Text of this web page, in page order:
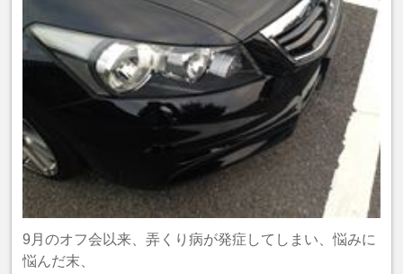
9月のオフ会以来、弄くり病が発症してしまい、悩みに
悩んだ末、